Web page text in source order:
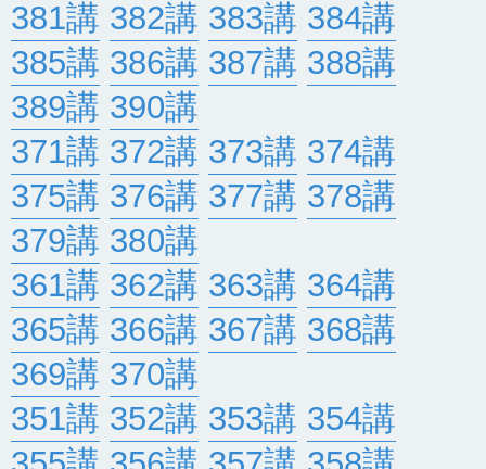
381講 382講 383講 384講
385講 386講 387講 388講
389講 390講
371講 372講 373講 374講
375講 376講 377講 378講
379講 380講
361講 362講 363講 364講
365講 366講 367講 368講
369講 370講
351講 352講 353講 354講